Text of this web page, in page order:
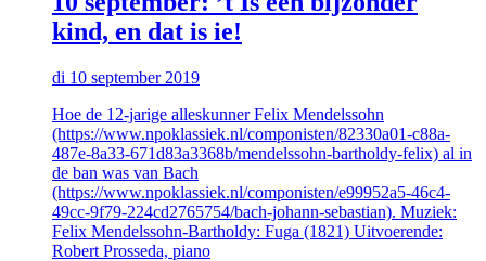
kind, en dat is ie!
di 10 september 2019
Hoe de 12-jarige alleskunner Felix Mendelssohn
(https://www.npoklassiek.nl/componisten/82330a01-c88a-
487e-8a33-671d83a3368b/mendelssohn-bartholdy-felix) al in
de ban was van Bach
(https://www.npoklassiek.nl/componisten/e99952a5-46c4-
49cc-9f79-224cd2765754/bach-johann-sebastian). Muziek:
Felix Mendelssohn-Bartholdy: Fuga (1821) Uitvoerende:
Robert Prosseda, piano